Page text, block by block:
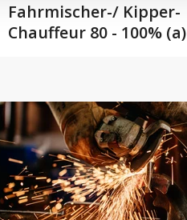
Fahrmischer-/ Kipper-
Chauffeur 80 - 100% (a)